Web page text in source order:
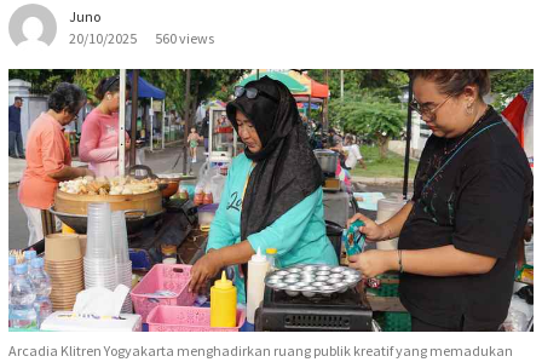
Juno
20/10/2025
560 views
Arcadia Klitren Yogyakarta menghadirkan ruang publik kreatif yang memadukan